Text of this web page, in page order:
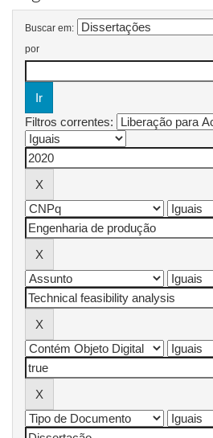
Buscar em:
por
Filtros correntes: